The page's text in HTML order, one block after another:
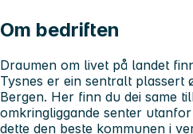
Om bedriften
Draumen om livet på landet
Tysnes er ein sentralt plassert
Bergen. Her finn du dei same
omkringliggande senter
dette den beste kommunen i